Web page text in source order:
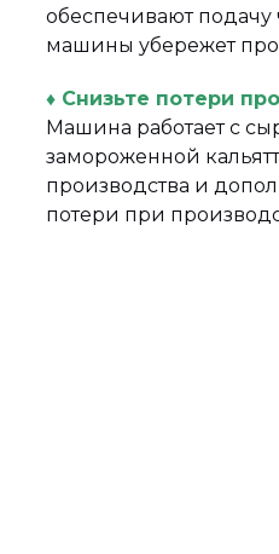
обеспечивают
машины убережет
♦ Снизьте потери
Машина работает с
замороженной
производства и
потери при